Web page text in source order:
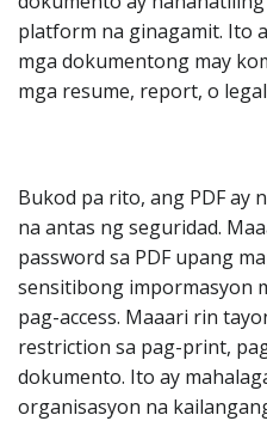
platform na ginagamit. Ito
mga dokumentong may
mga resume, report, o
Bukod pa rito, ang PDF ay
na antas ng seguridad.
password sa PDF upang
sensitibong impormasyon
pag-access. Maaari rin
restriction sa pag-print,
dokumento. Ito ay
organisasyon na